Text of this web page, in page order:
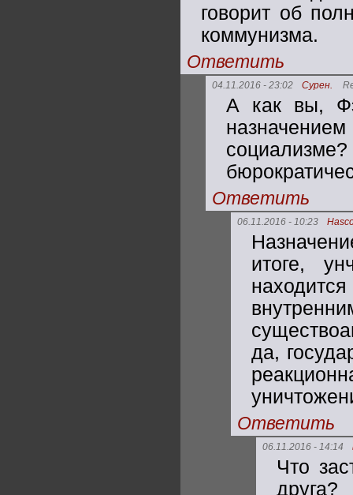
говорит об
коммунизма.
Ответить
04.11.2016 - 23:02 Сурен.
А как вы,
Ответить
06.11.2016 - 10:23
итоге,
да,
Ответить
06.11.2016 - 14:14
Что
друга?